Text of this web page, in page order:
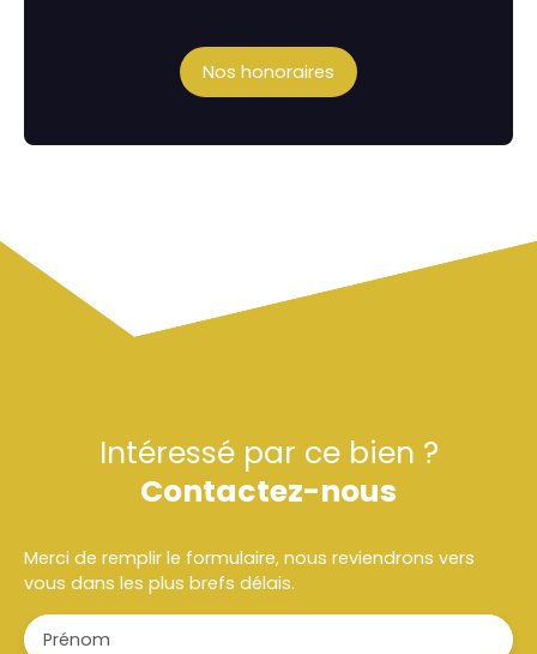
Nos honoraires
Intéressé par ce bien ?
Contactez-nous
Merci de remplir le formulaire, nous reviendrons vers
vous dans les plus brefs délais.
Prénom